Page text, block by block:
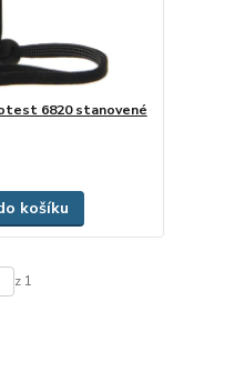
6820 stanovené
košíku
z 1